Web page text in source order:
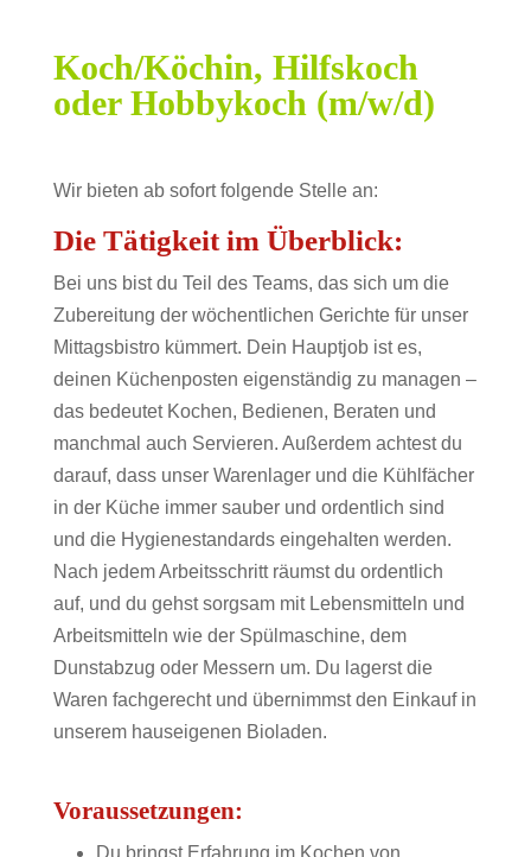
Koch/Köchin, Hilfskoch
oder Hobbykoch (m/w/d)
Wir bieten ab sofort folgende Stelle an:
Die Tätigkeit im Überblick:
Bei uns bist du Teil des Teams, das sich um die
Zubereitung der wöchentlichen Gerichte für unser
Mittagsbistro kümmert. Dein Hauptjob ist es,
deinen Küchenposten eigenständig zu managen –
das bedeutet Kochen, Bedienen, Beraten und
manchmal auch Servieren. Außerdem achtest du
darauf, dass unser Warenlager und die Kühlfächer
in der Küche immer sauber und ordentlich sind
und die Hygienestandards eingehalten werden.
Nach jedem Arbeitsschritt räumst du ordentlich
auf, und du gehst sorgsam mit Lebensmitteln und
Arbeitsmitteln wie der Spülmaschine, dem
Dunstabzug oder Messern um. Du lagerst die
Waren fachgerecht und übernimmst den Einkauf in
unserem hauseigenen Bioladen.
Voraussetzungen:
Du bringst Erfahrung im Kochen von